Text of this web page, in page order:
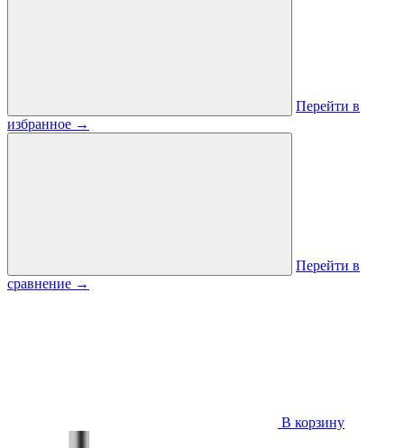
Перейти в
избранное →
Перейти в
сравнение →
В корзину